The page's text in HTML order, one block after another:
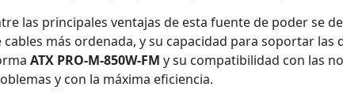
las principales ventajas de esta fuente de poder se
cables más ordenada, y su capacidad para soportar
ATX PRO-M-850W-FM y su compatibilidad con las
y con la máxima eficiencia.